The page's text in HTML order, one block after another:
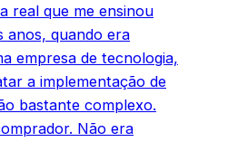
real que me ensinou
anos, quando era
empresa de tecnologia,
a implementação de
bastante complexo.
Não era